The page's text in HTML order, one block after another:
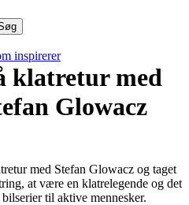
inspirerer
klatretur med
Glowacz
med Stefan Glowacz og taget
at være en klatrelegende og det
til aktive mennesker.